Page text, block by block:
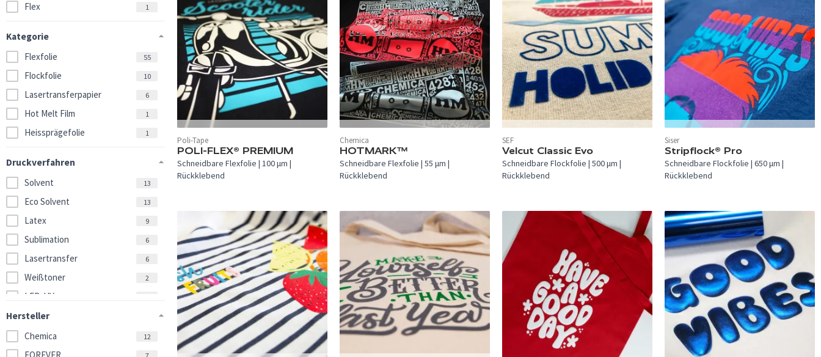
Flex 1
Kategorie
Flexfolie
55
Flockfolie 10
Lasertransferpapier 6
Hot Melt Film 1
Heissprägefolie 1
Druckverfahren
Solvent
13
Eco Solvent 13
Latex 9
Sublimation 6
Lasertransfer 6
Weißtoner 2
LED-UV
Hersteller
Chemica
12
In 53 Farben verfügbar.
Poli-Tape
POLI-FLEX® PREMIUM
Schneidbare Flexfolie | 100 µm |
Rückklebend
In 46 Farben verfügbar.
Chemica
HOTMARK™
Schneidbare Flexfolie | 55 µm |
Rückklebend
In 40 Farben verfügbar.
SEF
Velcut Classic Evo
Schneidbare Flockfolie | 500 µm |
Rückklebend
In 24 Farben verfügbar.
Siser
Stripflock® Pro
Schneidbare Flockfolie | 650 µm |
Rückklebend